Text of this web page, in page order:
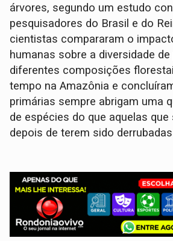
árvores, segundo um estudo
pesquisadores do Brasil e do
cientistas compararam o
humanas sobre a diversidade
diferentes composições
tempo na Amazônia e
primárias sempre abrigam uma
de espécies do que aquelas que
depois de terem sido